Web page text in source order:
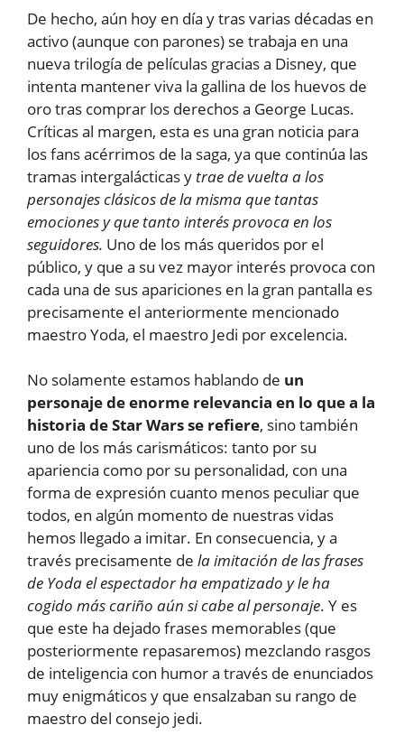
De hecho, aún hoy en día y tras varias décadas en
activo (aunque con parones) se trabaja en una
nueva trilogía de películas gracias a Disney, que
intenta mantener viva la gallina de los huevos de
oro tras comprar los derechos a George Lucas.
Críticas al margen, esta es una gran noticia para
los fans acérrimos de la saga, ya que continúa las
tramas intergalácticas ytrae de vuelta a los
personajes clásicos de la misma que tantas
emociones y que tanto interés provoca en los
seguidores. Uno de los más queridos por el
público, y que a su vez mayor interés provoca con
cada una de sus apariciones en la gran pantalla es
precisamente el anteriormente mencionado
maestro Yoda, el maestro Jedi por excelencia.
No solamente estamos hablando de un
personaje de enorme relevancia en lo que a la
historia de Star Wars se refiere, sino también
uno de los más carismáticos: tanto por su
apariencia como por su personalidad, con una
forma de expresión cuanto menos peculiar que
todos, en algún momento de nuestras vidas
hemos llegado a imitar. En consecuencia, y a
través precisamente de la imitación de las frases
de Yoda el espectador ha empatizado y le ha
cogido más cariño aún si cabe al personaje. Y es
que este ha dejado frases memorables (que
posteriormente repasaremos) mezclando rasgos
de inteligencia con humor a través de enunciados
muy enigmáticos y que ensalzaban su rango de
maestro del consejo jedi.